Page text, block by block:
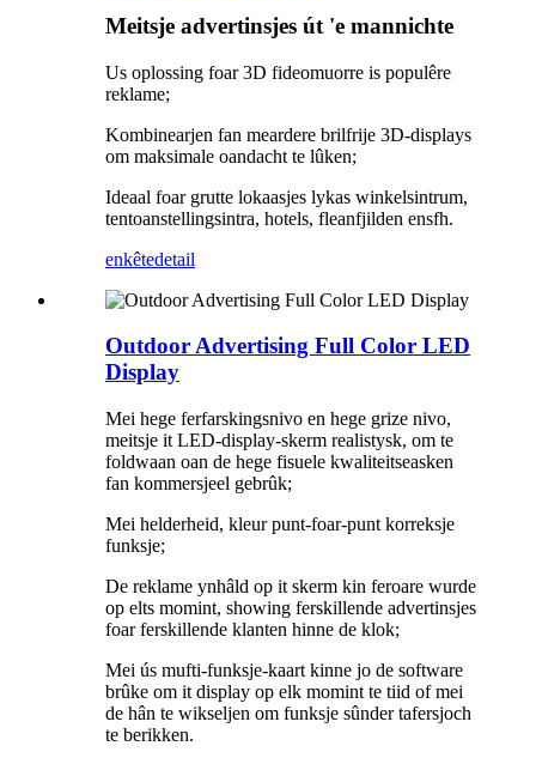
Meitsje advertinsjes út 'e mannichte
Us oplossing foar 3D fideomuorre is populêre
reklame;
Kombinearjen fan meardere brilfrije 3D-displays
om maksimale oandacht te lûken;
Ideaal foar grutte lokaasjes lykas winkelsintrum,
tentoanstellingsintra, hotels, fleanfjilden ensfh.
enkêtedetail
Outdoor Advertising Full Color LED
Display
Mei hege ferfarskingsnivo en hege grize nivo,
meitsje it LED-display-skerm realistysk, om te
foldwaan oan de hege fisuele kwaliteitseasken
fan kommersjeel gebrûk;
Mei helderheid, kleur punt-foar-punt korreksje
funksje;
De reklame ynhâld op it skerm kin feroare wurde
op elts momint, showing ferskillende advertinsjes
foar ferskillende klanten hinne de klok;
Mei ús mufti-funksje-kaart kinne jo de software
brûke om it display op elk momint te tiid of mei
de hân te wikseljen om funksje sûnder tafersjoch
te berikken.